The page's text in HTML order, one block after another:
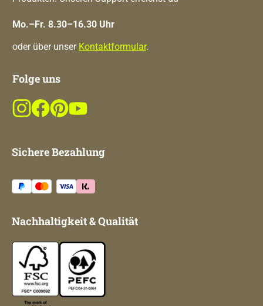
Mo.–Fr. 8.30–16.30 Uhr
oder über unser Kontaktformular.
Folge uns
Sichere Bezahlung
Nachhaltigkeit & Qualität